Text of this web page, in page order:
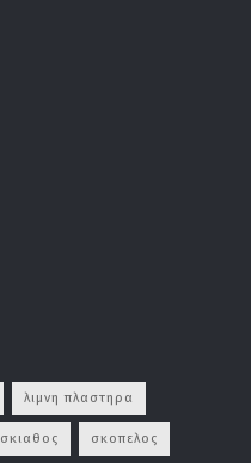
λιμνη πλαστηρα
σκιαθος σκοπελος